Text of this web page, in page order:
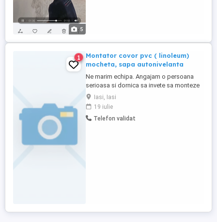
5
1
Montator covor pvc ( linoleum)
mocheta, sapa autonivelanta
Ne marim echipa. Angajam o persoana
serioasa si dornica sa invete sa monteze
covor pvc , mocheta , sapa autonivelanta.
Programul este flexibil iar pt inceput se
asigura salariu fix si contract de munca.
Dupa ce se capata experiente se asigura
Iasi, Iasi
19 iulie
Telefon validat